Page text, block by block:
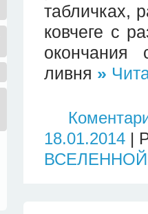
табличках,
ковчеге с
окончания
ливня »
18.01.2014 |
ВСЕЛЕННОЙ